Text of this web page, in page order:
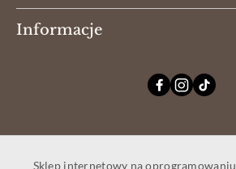
Informacje
Sklep internetowy na oprogramowaniu